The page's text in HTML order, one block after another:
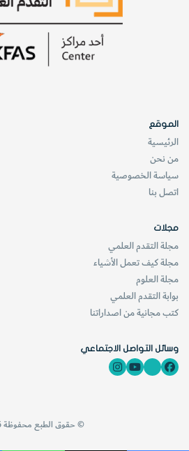
الموقع
الرئيسية
من نحن
سياسة الخصوصية
اتصل بنا
مجلات
مجلة التقدم العلمي
مجلة كيف تعمل الأشياء
مجلة العلوم
بوابة التقدم العلمي
كتب مجانية من اصداراتنا
وسائل التواصل الاجتماعي
© حقوق الطبع محفوظة 2026